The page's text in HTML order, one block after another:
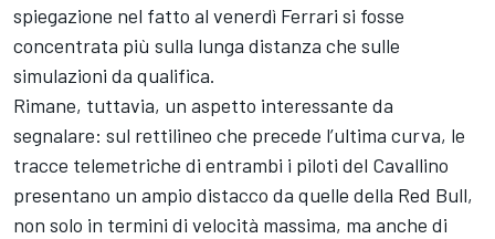
spiegazione nel fatto al venerdì Ferrari si fosse
concentrata più sulla lunga distanza che sulle
simulazioni da qualifica.
Rimane, tuttavia, un aspetto interessante da
segnalare: sul rettilineo che precede l’ultima curva, le
tracce telemetriche di entrambi i piloti del Cavallino
presentano un ampio distacco da quelle della Red Bull,
non solo in termini di velocità massima, ma anche di